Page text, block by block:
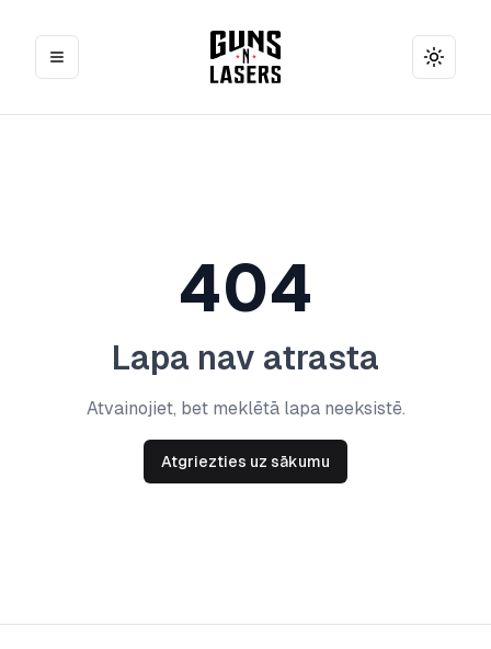
Toggle
404
Lapa nav atrasta
Atvainojiet, bet meklētā lapa neeksistē.
Atgriezties uz sākumu